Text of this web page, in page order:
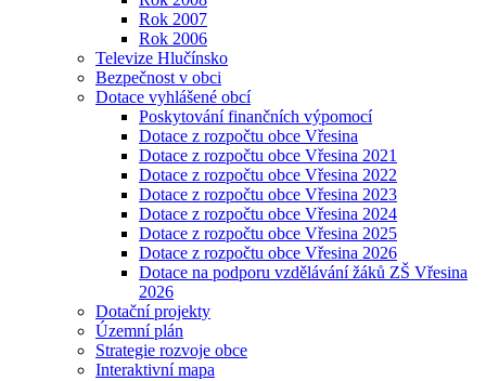
Rok 2007
Rok 2006
Televize Hlučínsko
Bezpečnost v obci
Dotace vyhlášené obcí
Poskytování finančních výpomocí
Dotace z rozpočtu obce Vřesina
Dotace z rozpočtu obce Vřesina 2021
Dotace z rozpočtu obce Vřesina 2022
Dotace z rozpočtu obce Vřesina 2023
Dotace z rozpočtu obce Vřesina 2024
Dotace z rozpočtu obce Vřesina 2025
Dotace z rozpočtu obce Vřesina 2026
Dotace na podporu vzdělávání žáků ZŠ Vřesina
2026
Dotační projekty
Územní plán
Strategie rozvoje obce
Interaktivní mapa